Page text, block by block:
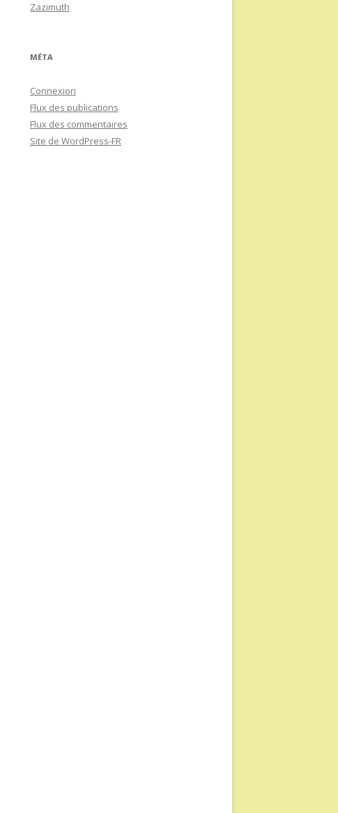
Zazimuth
MÉTA
Connexion
Flux des publications
Flux des commentaires
Site de WordPress-FR